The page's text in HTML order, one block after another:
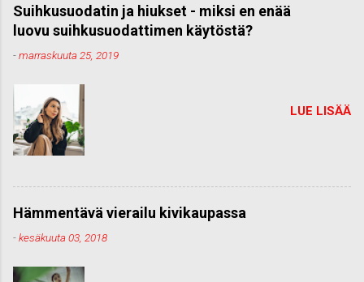
Suihkusuodatin ja hiukset - miksi en enää
luovu suihkusuodattimen käytöstä?
-marraskuuta 25, 2019
LUE LISÄÄ
Hämmentävä vierailu kivikaupassa
-kesäkuuta 03, 2018